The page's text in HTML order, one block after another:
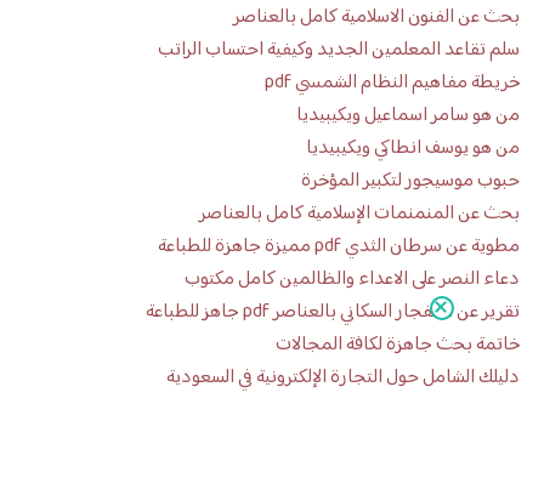
بحث عن الفنون الاسلامية كامل بالعناصر
سلم تقاعد المعلمين الجديد وكيفية احتساب الراتب
خريطة مفاهيم النظام الشمسي pdf
من هو سامر اسماعيل ويكيبيديا
من هو يوسف انطاكي ويكيبيديا
حبوب موسيجور لتكبير المؤخرة
بحث عن المنمنمات الإسلامية كامل بالعناصر
مطوية عن سرطان الثدي pdf مميزة جاهزة للطباعة
دعاء النصر على الاعداء والظالمين كامل مكتوب
تقرير عن الانفجار السكاني بالعناصر pdf جاهز للطباعة
خاتمة بحث جاهزة لكافة المجالات
دليلك الشامل حول التجارة الإلكترونية في السعودية